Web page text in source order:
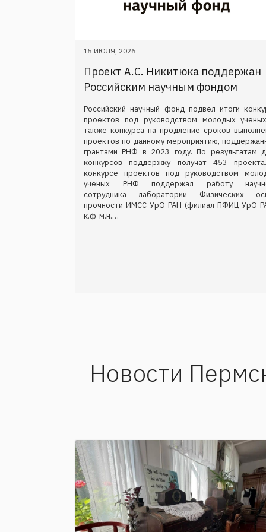
15 ИЮЛЯ, 2026
Проект А.С. Никитюка поддержан
Российским научным фондом
Российский научный фонд подвел итоги
проектов под руководством молодых
также конкурса на продление сроков
проектов по данному мероприятию,
грантами РНФ в 2023 году. По результатам
конкурсов поддержку получат 453
конкурсе проектов под руководством
ученых РНФ поддержал работу
сотрудника лаборатории Физических
прочности ИМСС УрО РАН (филиал ПФИЦ УрО
к.ф-м.н.…
Новости